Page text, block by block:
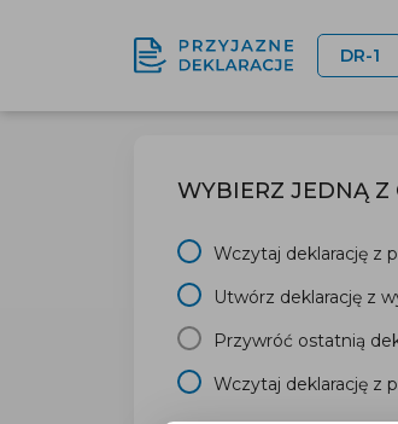
DR-1
WYBIERZ JEDNĄ Z
Wczytaj deklarację z
Utwórz deklarację z
Przywróć ostatnią
Wczytaj deklarację z